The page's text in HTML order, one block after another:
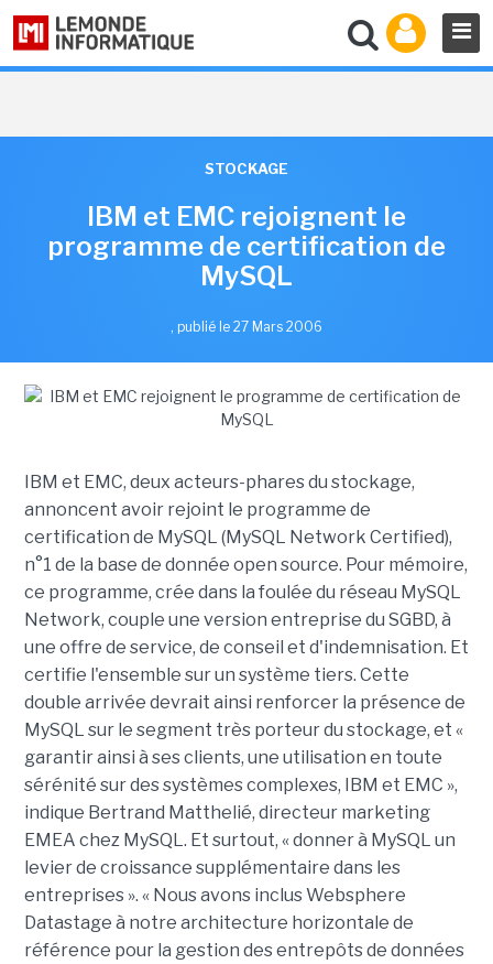
STOCKAGE
IBM et EMC rejoignent le
programme de certification de
MySQL
, publié le 27 Mars 2006
IBM et EMC, deux acteurs-phares du stockage,
annoncent avoir rejoint le programme de
certification de MySQL (MySQL Network Certified),
n°1 de la base de donnée open source. Pour mémoire,
ce programme, crée dans la foulée du réseau MySQL
Network, couple une version entreprise du SGBD, à
une offre de service, de conseil et d'indemnisation. Et
certifie l'ensemble sur un système tiers. Cette
double arrivée devrait ainsi renforcer la présence de
MySQL sur le segment très porteur du stockage, et «
garantir ainsi à ses clients, une utilisation en toute
sérénité sur des systèmes complexes, IBM et EMC »,
indique Bertrand Matthelié, directeur marketing
EMEA chez MySQL. Et surtout, « donner à MySQL un
levier de croissance supplémentaire dans les
entreprises ». « Nous avons inclus Websphere
Datastage à notre architecture horizontale de
référence pour la gestion des entrepôts de données